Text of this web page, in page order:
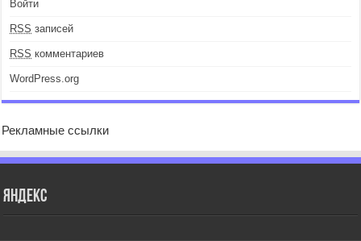
Войти
RSS записей
RSS комментариев
WordPress.org
Рекламные ссылки
Яндекс